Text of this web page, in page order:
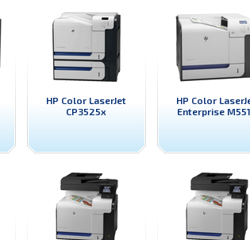
HP Color LaserJet
CP3525x
HP Color
Enterprise